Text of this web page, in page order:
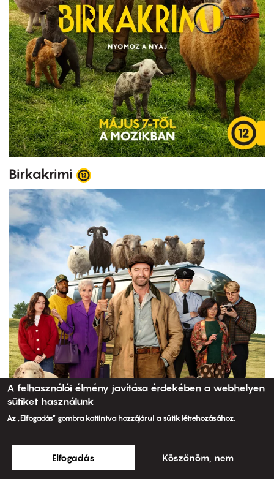
Birkakrimi
A felhasználói élmény javítása érdekében a webhelyen
sütiket használunk
Az „Elfogadás” gombra kattintva hozzájárul a sütik létrehozásához.
Elfogadás Köszönöm, nem